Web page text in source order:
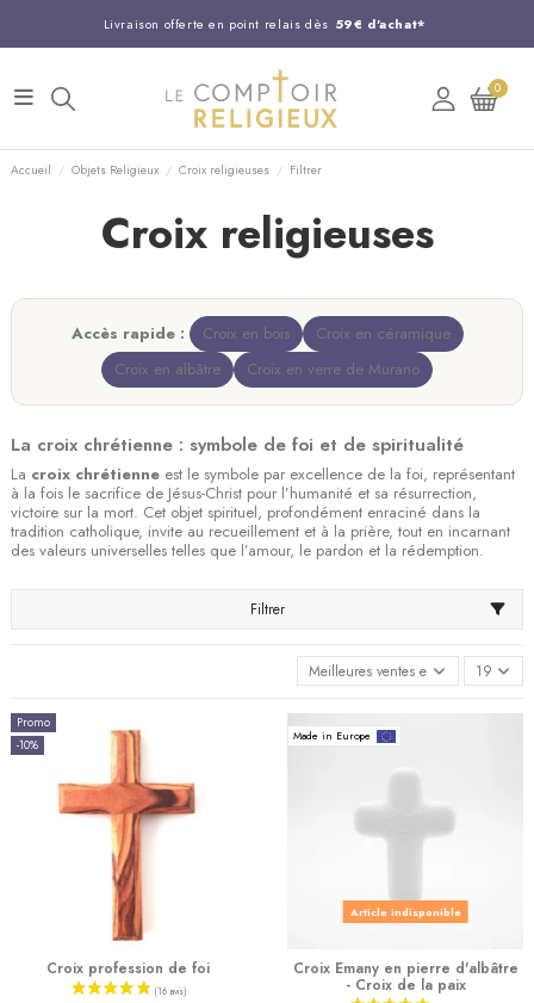
Livraison offerte en point relais dès 59€ d'achat*
Entreprise Française familiale
Support client disponible au 03 20 24 74 15
Commandez avant 14H, expédition le jour même !
0
Accueil Objets Religieux Croix religieuses Filtrer
Croix religieuses
Accès rapide : Croix en bois
Croix en céramique
Croix en albâtre
Croix en verre de Murano
La croix chrétienne : symbole de foi et de spiritualité
La croix chrétienne est le symbole par excellence de la foi, représentant
à la fois le sacrifice de Jésus-Christ pour l’humanité et sa résurrection,
victoire sur la mort. Cet objet spirituel, profondément enraciné dans la
tradition catholique, invite au recueillement et à la prière, tout en incarnant
des valeurs universelles telles que l’amour, le pardon et la rédemption.
Filtrer
Meilleures ventes en premier
19
Promo
-10%
Croix profession de foi
Made in Europe
Article indisponible
Croix Emany en pierre d'albâtre
- Croix de la paix